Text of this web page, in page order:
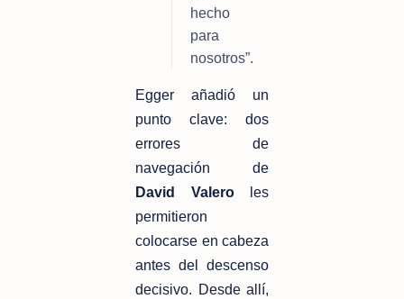
hecho
para
nosotros”.
Egger añadió un
punto clave: dos
errores de
David Valero les
permitieron
colocarse en cabeza
antes del descenso
decisivo. Desde allí,